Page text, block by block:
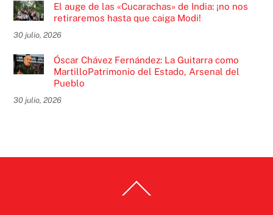
El auge de las «Cucarachas» de India: ¡no nos
retiraremos hasta que caiga Modi!
30 julio, 2026
Óscar Chávez Fernández: La Guitarra como
MartilloPatrimonio del Estado, Arsenal del
Pueblo
30 julio, 2026
To